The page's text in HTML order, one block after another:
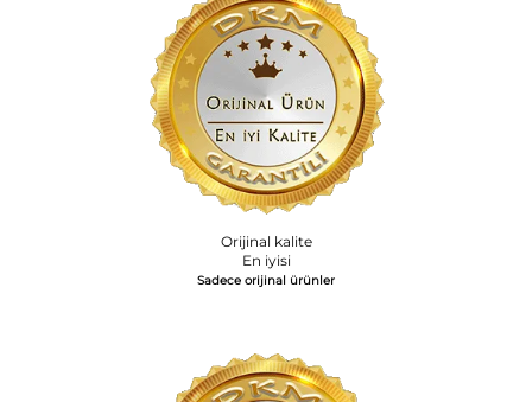
Orijinal kalite
En iyisi
Sadece orijinal ürünler